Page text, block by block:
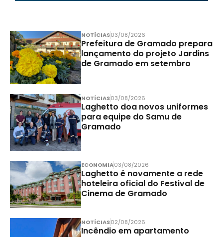
NOTÍCIAS03/08/2026
Prefeitura de Gramado prepara
lançamento do projeto Jardins
de Gramado em setembro
NOTÍCIAS03/08/2026
Laghetto doa novos uniformes
para equipe do Samu de
Gramado
ECONOMIA03/08/2026
Laghetto é novamente a rede
hoteleira oficial do Festival de
Cinema de Gramado
NOTÍCIAS02/08/2026
Incêndio em apartamento